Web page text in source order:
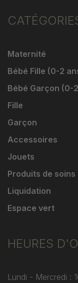
Maternité
Bébé Fille (0-2
Bébé Garçon (0-
Fille
Garçon
Accessoires
Jouets
Produits de soins
Liquidation
Espace vert
HEURES
Lundi - Mercredi :